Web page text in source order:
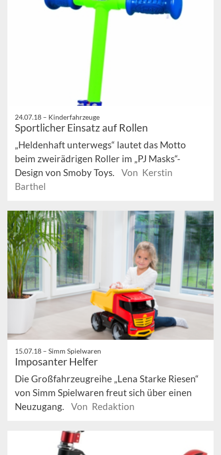
24.07.18 – Kinderfahrzeuge
Sportlicher Einsatz auf Rollen
„Heldenhaft unterwegs“ lautet das Motto
beim zweirädrigen Roller im „PJ Masks“-
Design von Smoby Toys.
Von Kerstin
Barthel
15.07.18 – Simm Spielwaren
Imposanter Helfer
Die Großfahrzeugreihe „Lena Starke Riesen“
von Simm Spielwaren freut sich über einen
Neuzugang.
Von Redaktion